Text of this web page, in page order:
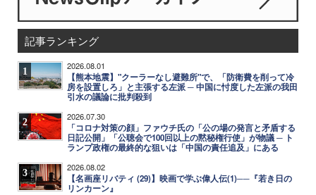
記事ランキング
1 2026.08.01
【熊本地震】"クーラーなし避難所"で、「防衛費を削って冷
房を設置しろ」と主張する左派 ─ 中国に忖度した左派の我田
引水の議論に批判殺到
2 2026.07.30
「コロナ対策の顔」ファウチ氏の「公の場の発言と矛盾する
日記公開」「公聴会で100回以上の黙秘権行使」が物議 ─ ト
ランプ政権の最終的な狙いは「中国の責任追及」にある
3 2026.08.02
【名画座リバティ (29)】映画で学ぶ偉人伝(1)──『若き日の
リンカーン』